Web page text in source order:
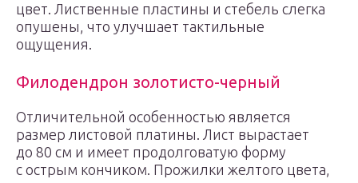
цвет. Лиственные пластины и стебель слегка
опушены, что улучшает тактильные
ощущения.
Филодендрон золотисто-черный
Отличительной особенностью является
размер листовой платины. Лист вырастает
до 80 см и имеет продолговатую форму
с острым кончиком. Прожилки желтого цвета,